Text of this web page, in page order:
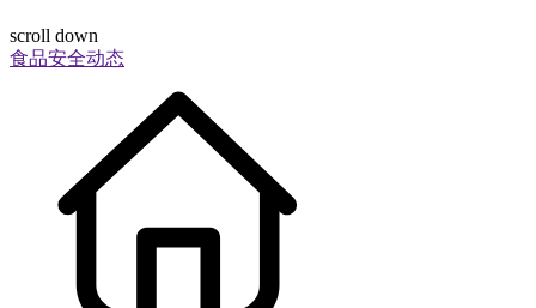
scroll down
食品安全动态